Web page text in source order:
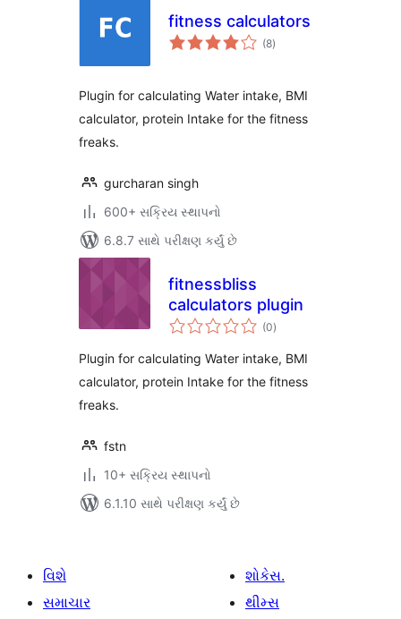
fitness calculators
(8કુલ
રેટિંગ્સ
)
Plugin for calculating Water intake, BMI
calculator, protein Intake for the fitness
freaks.
gurcharan singh
600+ સક્રિય સ્થાપનો
6.8.7 સાથે પરીક્ષણ કર્યું છે
fitnessbliss
calculators plugin
(0કુલ
રેટિંગ્સ
)
Plugin for calculating Water intake, BMI
calculator, protein Intake for the fitness
freaks.
fstn
10+ સક્રિય સ્થાપનો
6.1.10 સાથે પરીક્ષણ કર્યું છે
વિશે
સમાચાર
શોકેસ.
થીમ્સ